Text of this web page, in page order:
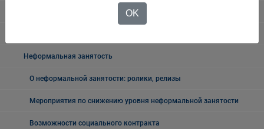
Неформальная занятость
О неформальной занятости: ролики, релизы
Мероприятия по снижению уровня неформальной занятости
Возможности социального контракта
OK